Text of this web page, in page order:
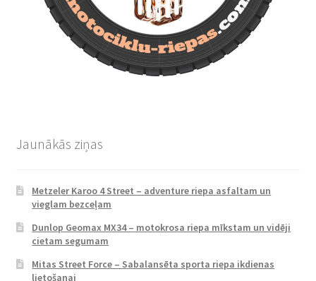
Jaunākās ziņas
Metzeler Karoo 4 Street – adventure riepa asfaltam un
vieglam bezceļam
Dunlop Geomax MX34 – motokrosa riepa mīkstam un vidēji
cietam segumam
Mitas Street Force – Sabalansēta sporta riepa ikdienas
lietošanai